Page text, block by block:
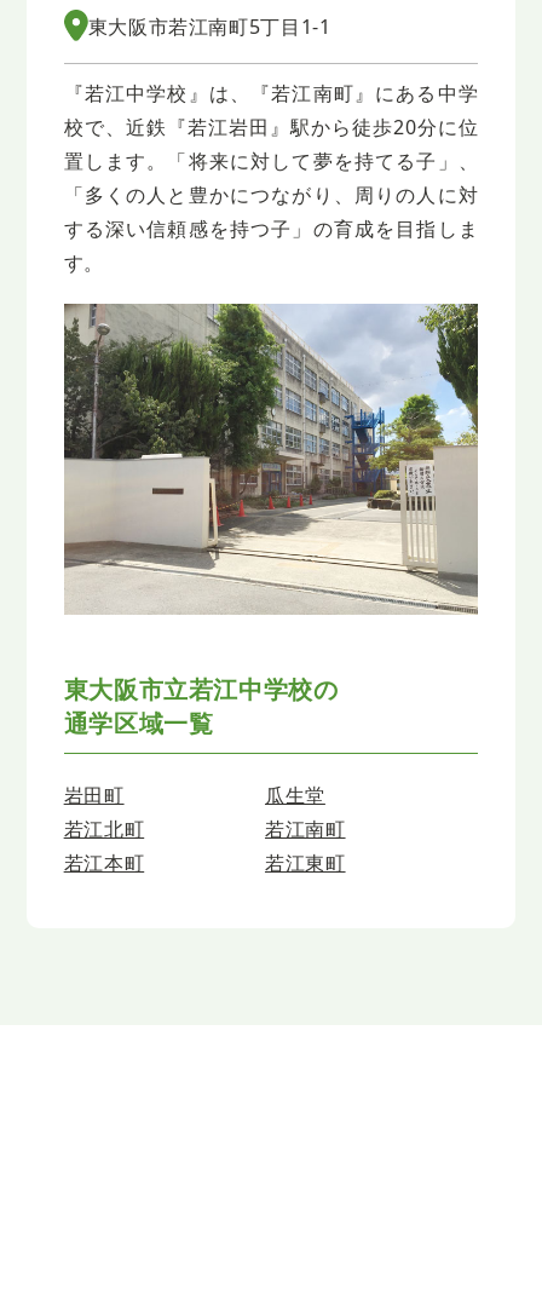
東大阪市若江南町5丁目1-1
『若江中学校』は、『若江南町』にある中学
校で、近鉄『若江岩田』駅から徒歩20分に位
置します。「将来に対して夢を持てる子」、
「多くの人と豊かにつながり、周りの人に対
する深い信頼感を持つ子」の育成を目指しま
す。
東大阪市立若江中学校の
通学区域一覧
岩田町
瓜生堂
若江北町
若江南町
若江本町
若江東町